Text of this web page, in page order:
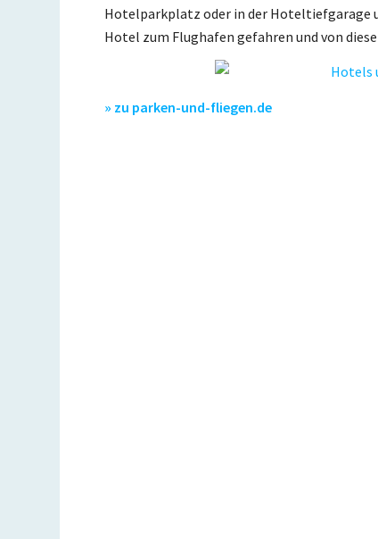
Hotelparkplatz oder in der Hoteltiefgarage
Hotel zum Flughafen gefahren und von
» zu parken-und-fliegen.de